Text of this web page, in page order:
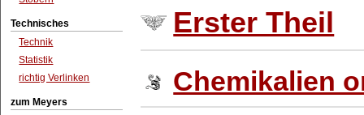
Technisches
Technik
Statistik
richtig Verlinken
zum Meyers
Erster Theil
Chemikalien